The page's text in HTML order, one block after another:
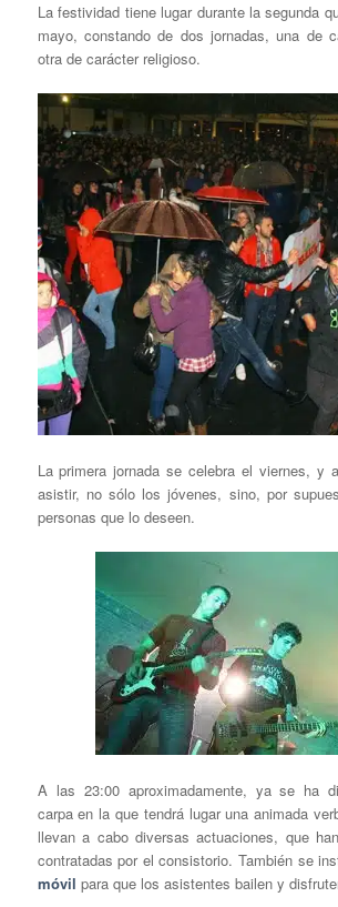
La festividad tiene lugar durante la segunda
mayo, constando de dos jornadas, una de
otra de carácter religioso.
La primera jornada se celebra el viernes, y
asistir, no sólo los jóvenes, sino, por
personas que lo deseen.
A las 23:00 aproximadamente, ya se ha
carpa en la que tendrá lugar una animada
llevan a cabo diversas actuaciones, que
contratadas por el consistorio. También se
móvil para que los asistentes bailen y